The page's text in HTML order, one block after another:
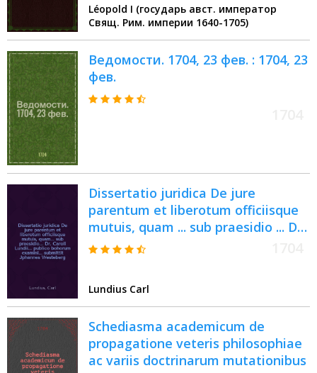
den 10. Junii, 1704
Léopold I (государь авст. император
Свящ. Рим. империи 1640-1705)
Ведомости. 1704, 23 фев. : 1704, 23
фев.
Dissertatio juridica De jure
parentum et liberotum officiisque
mutuis, quam ... sub praesidio ... Dr.
Caroli Lundii ... publico bohorum
DCC. IV
Lundius Carl
Schediasma academicum de
propagatione veteris philosophiae
ac variis doctrinarum mutationibus